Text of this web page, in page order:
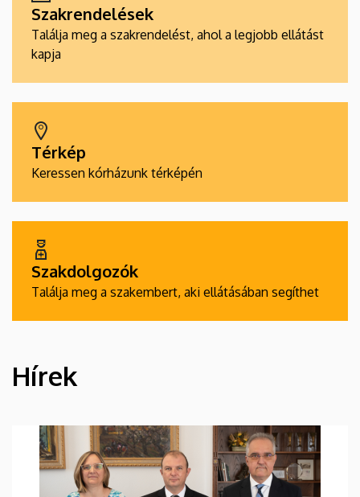
Szakrendelések
Találja meg a szakrendelést, ahol a legjobb ellátást
kapja
Térkép
Keressen kórházunk térképén
Szakdolgozók
Találja meg a szakembert, aki ellátásában segíthet
HÍREK
Hírek